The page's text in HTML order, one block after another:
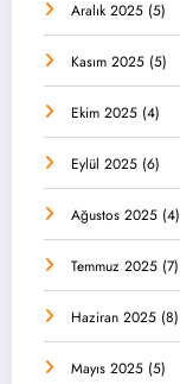
Aralık 2025 (5)
Kasım 2025 (5)
Ekim 2025 (4)
Eylül 2025 (6)
Ağustos 2025 (4)
Temmuz 2025 (7)
Haziran 2025 (8)
Mayıs 2025 (5)